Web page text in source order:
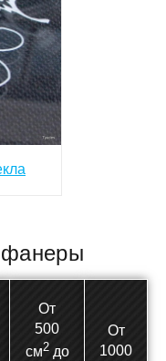
фанеры
От
500
см2до
От
1000